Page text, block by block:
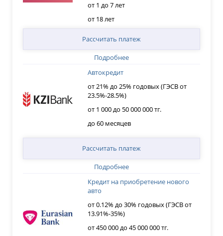
от 1 до 7 лет
от 18 лет
Подробнее
Рассчитать платеж
Автокредит
от 21% до 25% годовых (ГЭСВ от
23.5%-28.5%)
от 1 000 до 50 000 000 тг.
до 60 месяцев
Подробнее
Рассчитать платеж
Кредит на приобретение нового
авто
от 0.12% до 30% годовых (ГЭСВ от
13.91%-35%)
от 450 000 до 45 000 000 тг.